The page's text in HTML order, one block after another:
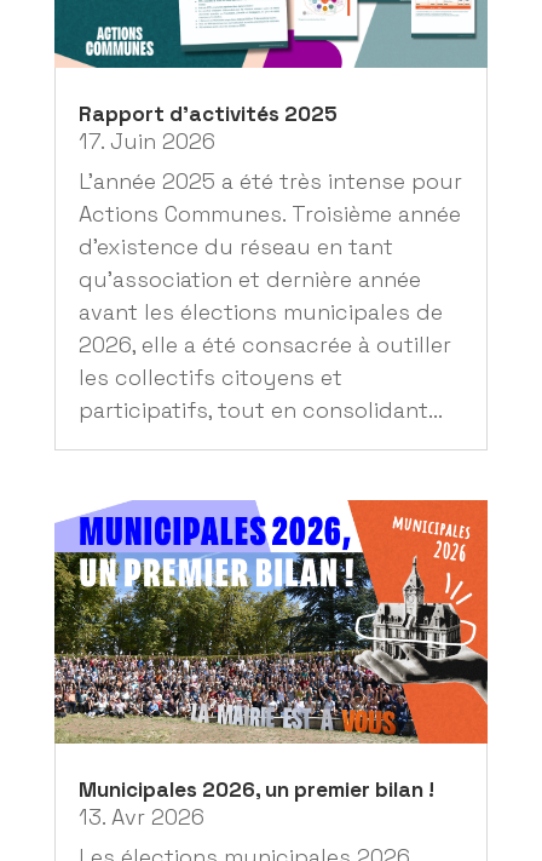
Rapport d’activités 2025
17. Juin 2026
L'année 2025 a été très intense pour
Actions Communes. Troisième année
d'existence du réseau en tant
qu’association et dernière année
avant les élections municipales de
2026, elle a été consacrée à outiller
les collectifs citoyens et
participatifs, tout en consolidant...
Municipales 2026, un premier bilan !
13. Avr 2026